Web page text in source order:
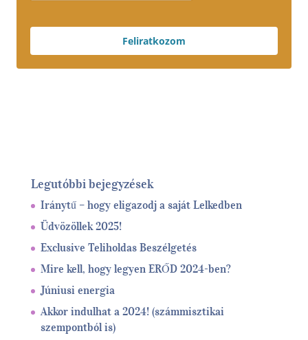
Feliratkozom
Legutóbbi bejegyzések
Iránytű – hogy eligazodj a saját Lelkedben
Üdvözöllek 2025!
Exclusive Teliholdas Beszélgetés
Mire kell, hogy legyen ERŐD 2024-ben?
Júniusi energia
Akkor indulhat a 2024! (számmisztikai
szempontból is)